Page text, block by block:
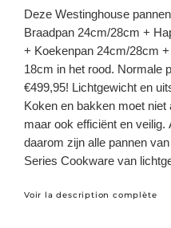
Deze Westinghouse
Braadpan 24cm/28cm +
+ Koekenpan 24cm/28cm
18cm in het rood. Normale
€499,95! Lichtgewicht en
Koken en bakken moet
maar ook efficiënt en veilig.
daarom zijn alle pannen
Series Cookware van
Voir la description complète